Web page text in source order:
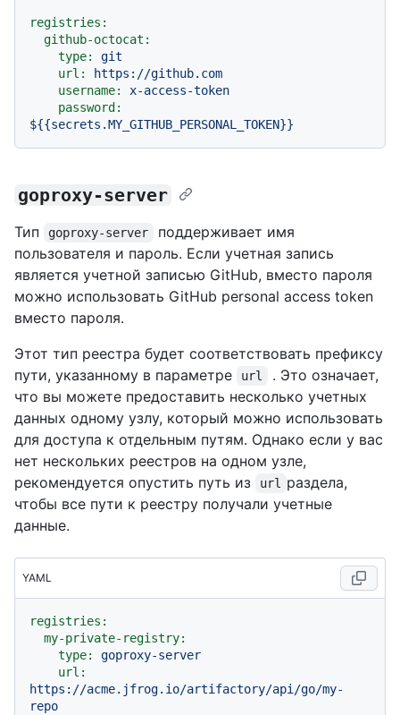
registries:
github-octocat:
type:
git
url:
https://github.com
username:
x-access-token
password:
${{secrets.MY_GITHUB_PERSONAL_TOKEN}}
goproxy-server
Тип goproxy-server
поддерживает имя
пользователя и пароль. Если учетная запись
является учетной записью GitHub, вместо пароля
можно использовать GitHub personal access token
вместо пароля.
Этот тип реестра будет соответствовать префиксу
пути, указанному в параметре
url
. Это означает,
что вы можете предоставить несколько учетных
данных одному узлу, который можно использовать
для доступа к отдельным путям. Однако если у вас
нет нескольких реестров на одном узле,
рекомендуется опустить путь из
url
раздела,
чтобы все пути к реестру получали учетные
данные.
YAML
registries:
my-private-registry:
type:
goproxy-server
url:
https://acme.jfrog.io/artifactory/api/go/my-
repo